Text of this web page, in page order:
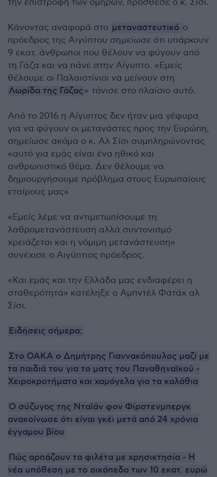
την επιστροφή των ομήρων, πρόσθεσε ο κ. Σίσι.
Κάνοντας αναφορά στο μεταναστευτικό ο
πρόεδρος της Αιγύπτου σημείωσε ότι υπάρχουν
9 εκατ. άνθρωποι που θέλουν να φύγουν από
τη Γάζα και να πάνε στην Αίγυπτο. «Εμείς
θέλουμε οι Παλαιστίνιοι να μείνουν στη
Λωρίδα της Γάζας» τόνισε στο πλαίσιο αυτό.
Από το 2016 η Αίγυπτος δεν ήταν μια γέφυρα
για να φύγουν οι μετανάστες προς την Ευρώπη,
σημείωσε ακόμα ο κ. Αλ Σίσι συμπληρώνοντας
«αυτό για εμάς είναι ένα ηθικό και
ανθρωπιστικό θέμα. Δεν θέλουμε να
δημιουργήσουμε πρόβλημα στους Ευρωπαίους
εταίρους μας»
«Εμείς λέμε να αντιμετωπίσουμε τη
λαθρομετανάστευση αλλά συντονισμό
χρειάζεται και η νόμιμη μετανάστευση»
συνέχισε ο Αιγύπτιος πρόεδρος.
«Και εμάς και την Ελλάδα μας ενδιαφέρει η
σταθερότητα» κατέληξε ο Αμπντέλ Φατάχ αλ
Σίσι.
Ειδήσεις σήμερα:
Στο ΟΑΚΑ ο Δημήτρης Γιαννακόπουλος μαζί με
τα παιδιά του για το ματς του Παναθηναϊκού -
Χειροκροτήματα και χαμόγελα για τα καλάθια
O σύζυγος της Νταϊάν φον Φίρστενμπεργκ
ανακοίνωσε ότι είναι γκέι μετά από 24 χρόνια
έγγαμου βίου
Πώς αρπάζουν τα φιλέτα με χρησικτησία - Η
νέα υπόθεση με το οικόπεδο των 10 εκατ. ευρώ